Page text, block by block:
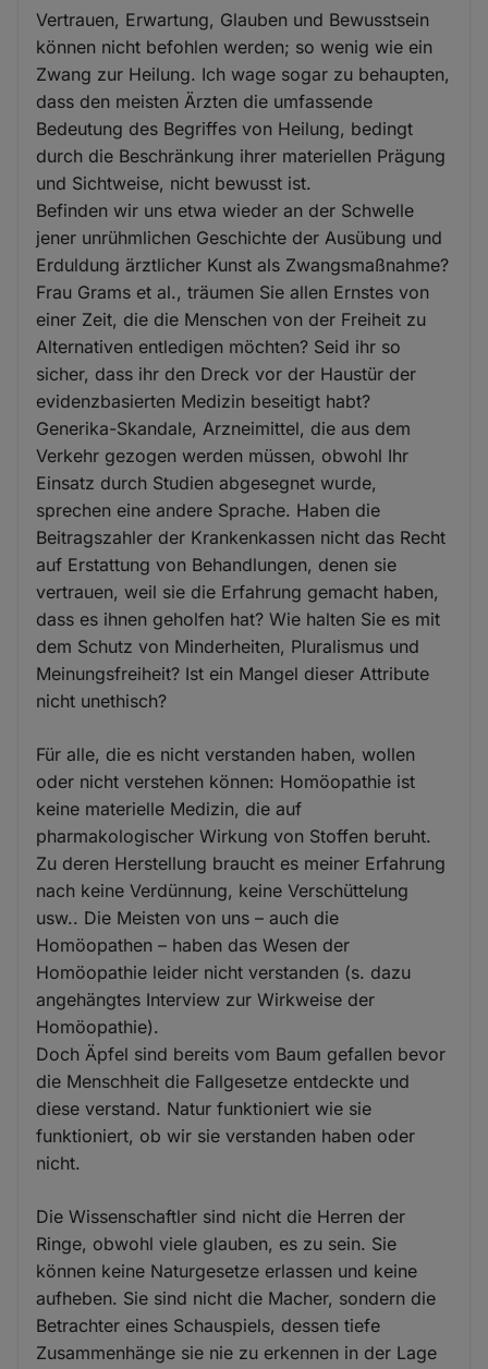
Vertrauen, Erwartung, Glauben und Bewusstsein
können nicht befohlen werden; so wenig wie ein
Zwang zur Heilung. Ich wage sogar zu behaupten,
dass den meisten Ärzten die umfassende
Bedeutung des Begriffes von Heilung, bedingt
durch die Beschränkung ihrer materiellen Prägung
und Sichtweise, nicht bewusst ist.
Befinden wir uns etwa wieder an der Schwelle
jener unrühmlichen Geschichte der Ausübung und
Erduldung ärztlicher Kunst als Zwangsmaßnahme?
Frau Grams et al., träumen Sie allen Ernstes von
einer Zeit, die die Menschen von der Freiheit zu
Alternativen entledigen möchten? Seid ihr so
sicher, dass ihr den Dreck vor der Haustür der
evidenzbasierten Medizin beseitigt habt?
Generika-Skandale, Arzneimittel, die aus dem
Verkehr gezogen werden müssen, obwohl Ihr
Einsatz durch Studien abgesegnet wurde,
sprechen eine andere Sprache. Haben die
Beitragszahler der Krankenkassen nicht das Recht
auf Erstattung von Behandlungen, denen sie
vertrauen, weil sie die Erfahrung gemacht haben,
dass es ihnen geholfen hat? Wie halten Sie es mit
dem Schutz von Minderheiten, Pluralismus und
Meinungsfreiheit? Ist ein Mangel dieser Attribute
nicht unethisch?
Für alle, die es nicht verstanden haben, wollen
oder nicht verstehen können: Homöopathie ist
keine materielle Medizin, die auf
pharmakologischer Wirkung von Stoffen beruht.
Zu deren Herstellung braucht es meiner Erfahrung
nach keine Verdünnung, keine Verschüttelung
usw.. Die Meisten von uns – auch die
Homöopathen – haben das Wesen der
Homöopathie leider nicht verstanden (s. dazu
angehängtes Interview zur Wirkweise der
Homöopathie).
Doch Äpfel sind bereits vom Baum gefallen bevor
die Menschheit die Fallgesetze entdeckte und
diese verstand. Natur funktioniert wie sie
funktioniert, ob wir sie verstanden haben oder
nicht.
Die Wissenschaftler sind nicht die Herren der
Ringe, obwohl viele glauben, es zu sein. Sie
können keine Naturgesetze erlassen und keine
aufheben. Sie sind nicht die Macher, sondern die
Betrachter eines Schauspiels, dessen tiefe
Zusammenhänge sie nie zu erkennen in der Lage